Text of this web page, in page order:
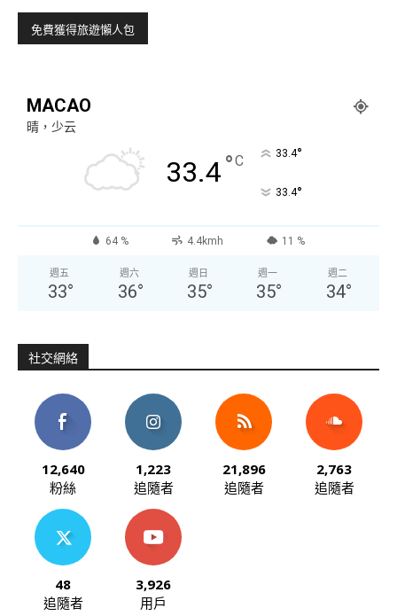
MACAO
晴，少云
33.4°C 33.4°
33.4°
64 % 4.4kmh 11 %
週五
33°
週六
36°
週日
35°
週一
35°
週二
34°
社交網絡
12,640
粉絲
1,223
追隨者
21,896
追隨者
2,763
追隨者
48
追隨者
3,926
用戶